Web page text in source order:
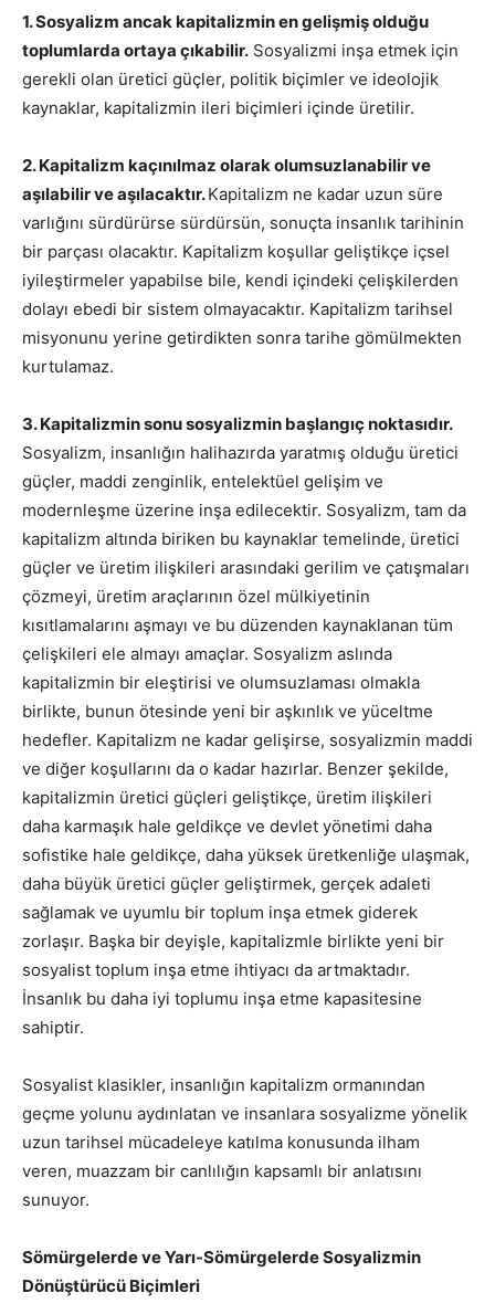
1. Sosyalizm ancak kapitalizmin en gelişmiş olduğu
toplumlarda ortaya çıkabilir. Sosyalizmi inşa etmek için
gerekli olan üretici güçler, politik biçimler ve ideolojik
kaynaklar, kapitalizmin ileri biçimleri içinde üretilir.
2. Kapitalizm kaçınılmaz olarak olumsuzlanabilir ve
aşılabilir ve aşılacaktır.Kapitalizm ne kadar uzun süre
varlığını sürdürürse sürdürsün, sonuçta insanlık tarihinin
bir parçası olacaktır. Kapitalizm koşullar geliştikçe içsel
iyileştirmeler yapabilse bile, kendi içindeki çelişkilerden
dolayı ebedi bir sistem olmayacaktır. Kapitalizm tarihsel
misyonunu yerine getirdikten sonra tarihe gömülmekten
kurtulamaz.
3. Kapitalizmin sonu sosyalizmin başlangıç noktasıdır.
Sosyalizm, insanlığın halihazırda yaratmış olduğu üretici
güçler, maddi zenginlik, entelektüel gelişim ve
modernleşme üzerine inşa edilecektir. Sosyalizm, tam da
kapitalizm altında biriken bu kaynaklar temelinde, üretici
güçler ve üretim ilişkileri arasındaki gerilim ve çatışmaları
çözmeyi, üretim araçlarının özel mülkiyetinin
kısıtlamalarını aşmayı ve bu düzenden kaynaklanan tüm
çelişkileri ele almayı amaçlar. Sosyalizm aslında
kapitalizmin bir eleştirisi ve olumsuzlaması olmakla
birlikte, bunun ötesinde yeni bir aşkınlık ve yüceltme
hedefler. Kapitalizm ne kadar gelişirse, sosyalizmin maddi
ve diğer koşullarını da o kadar hazırlar. Benzer şekilde,
kapitalizmin üretici güçleri geliştikçe, üretim ilişkileri
daha karmaşık hale geldikçe ve devlet yönetimi daha
sofistike hale geldikçe, daha yüksek üretkenliğe ulaşmak,
daha büyük üretici güçler geliştirmek, gerçek adaleti
sağlamak ve uyumlu bir toplum inşa etmek giderek
zorlaşır. Başka bir deyişle, kapitalizmle birlikte yeni bir
sosyalist toplum inşa etme ihtiyacı da artmaktadır.
İnsanlık bu daha iyi toplumu inşa etme kapasitesine
sahiptir.
Sosyalist klasikler, insanlığın kapitalizm ormanından
geçme yolunu aydınlatan ve insanlara sosyalizme yönelik
uzun tarihsel mücadeleye katılma konusunda ilham
veren, muazzam bir canlılığın kapsamlı bir anlatısını
sunuyor.
Sömürgelerde ve Yarı-Sömürgelerde Sosyalizmin
Dönüştürücü Biçimleri